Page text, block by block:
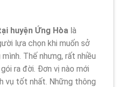
huyện Ứng Hòa là
lựa chọn khi muốn sở
Thế nhưng, rất nhiều
ra đời. Đơn vị nào mới
vụ tốt nhất. Những thông